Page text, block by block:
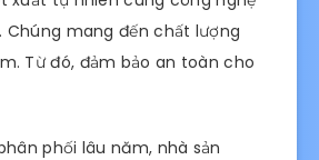
Chúng mang đến chất lượng
Từ đó, đảm bảo an toàn cho
phối lâu năm, nhà sản